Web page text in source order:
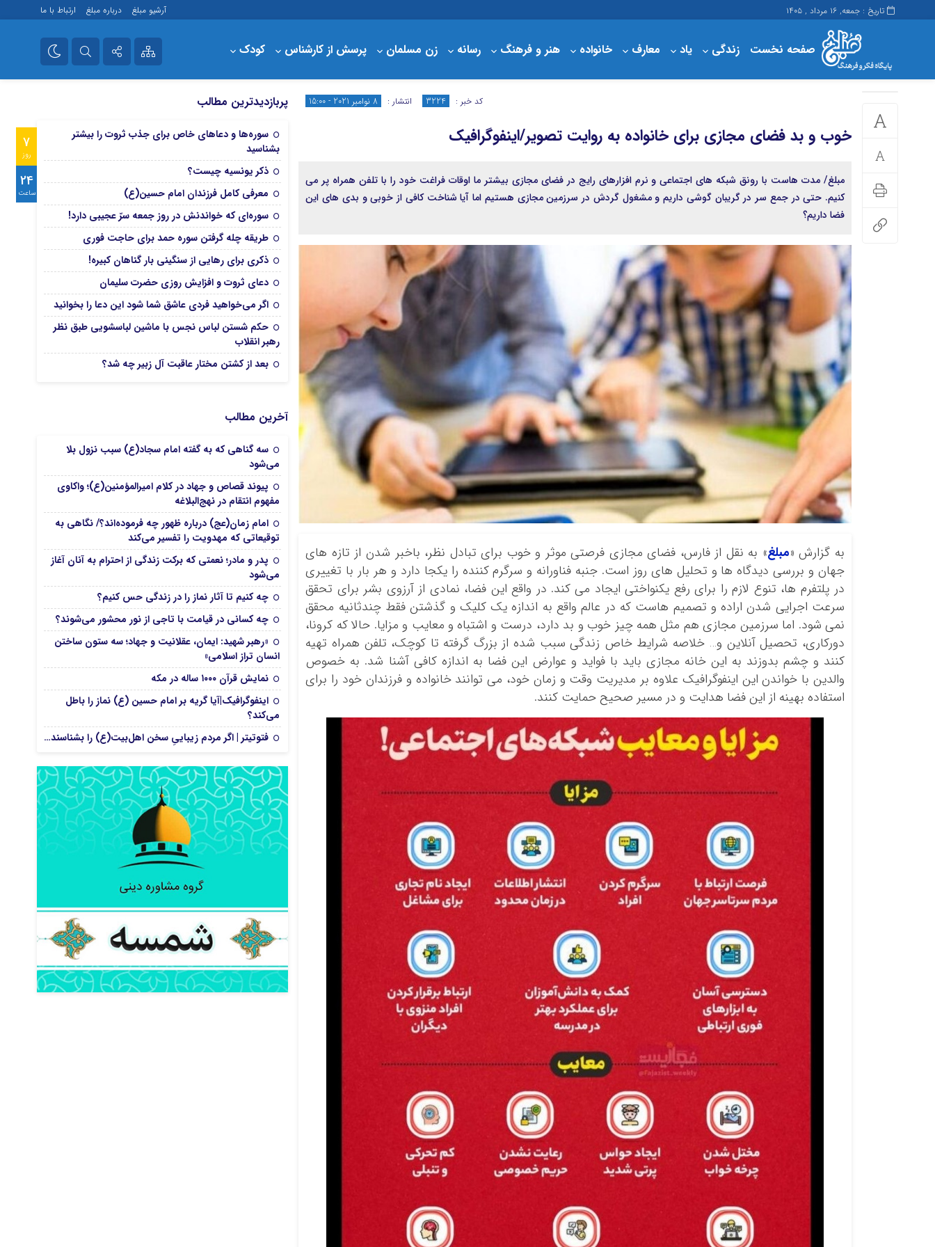
تاریخ : جمعه, ۱۶ مرداد , ۱۴۰۵ آرشیو مبلغ درباره مبلغ ارتباط با ما
صفحه نخست زندگی یاد معارف خانواده هنر و فرهنگ رسانه زن مسلمان پرسش از کارشناس کودک
سبد خرید
مبلغ
انتشار : 8 نوامبر 2021 - 15:00 کد خبر : 3224
خوب و بد فضای مجازی برای خانواده به روایت تصویر/اینفوگرافیک
مبلغ/ مدت هاست با رونق شبکه های اجتماعی و نرم افزارهای رایج در فضای مجازی بیشتر ما اوقات فراغت خود را با تلفن همراه پر می
کنیم. حتی در جمع سر در گریبان گوشی داریم و مشغول گردش در سرزمین مجازی هستیم اما آیا شناخت کافی از خوبی و بدی های این
فضا داریم؟
به گزارش «مبلغ» به نقل از فارس، فضای مجازی فرصتی موثر و خوب برای تبادل نظر، باخبر شدن از تازه های
جهان و بررسی دیدگاه ها و تحلیل های روز است. جنبه فناورانه و سرگرم کننده را یکجا دارد و هر بار با تغییری
در پلتفرم ها، تنوع لازم را برای رفع یکنواختی ایجاد می کند. در واقع این فضا، نمادی از آرزوی بشر برای تحقق
سرعت اجرایی شدن اراده و تصمیم هاست که در عالم واقع به اندازه یک کلیک و گذشتن فقط چندثانیه محقق
نمی شود. اما سرزمین مجازی هم مثل همه چیز خوب و بد دارد، درست و اشتباه و معایب و مزایا. حالا که کرونا،
دورکاری، تحصیل آنلاین و… خلاصه شرایط خاص زندگی سبب شده از بزرگ گرفته تا کوچک، تلفن همراه تهیه
کنند و چشم بدوزند به این خانه مجازی باید با فواید و عوارض این فضا به اندازه کافی آشنا شد. به خصوص
والدین با خواندن این اینفوگرافیک علاوه بر مدیریت وقت و زمان خود، می توانند خانواده و فرزندان خود را برای
استفاده بهینه از این فضا هدایت و در مسیر صحیح حمایت کنند.
پربازدیدترین مطالب
7
روز
24
ساعت
سوره‌ها و دعاهای خاص برای جذب ثروت را بیشتر
بشناسید
ذکر یونسیه چیست؟
معرفی کامل فرزندان امام حسین(ع)
سوره‌ای که خواندنش در روز جمعه سرّ عجیبی دارد!
طریقه چله گرفتن سوره حمد برای حاجت فوری
ذکری برای رهایی از سنگینی بار گناهان کبیره!
دعای ثروت و افزایش روزی حضرت سلیمان
اگر می‌خواهید فردی عاشق شما شود این دعا را بخوانید
حکم شستن لباس نجس با ماشین لباسشویی طبق نظر
رهبر انقلاب
بعد از کشتن مختار عاقبت آل زبیر چه شد؟
آخرین مطالب
سه گناهی که به گفته امام سجاد(ع) سبب نزول بلا
می‌شود
پیوند قصاص و جهاد در کلام امیرالمؤمنین(ع)؛ واکاوی
مفهوم انتقام در نهج‌البلاغه
امام زمان(عج) درباره ظهور چه فرموده‌اند؟/ نگاهی به
توقیعاتی که مهدویت را تفسیر می‌کند
پدر و مادر؛ نعمتی که برکت زندگی از احترام به آنان آغاز
می‌شود
چه کنیم تا آثار نماز را در زندگی حس کنیم؟
چه کسانی در قیامت با تاجی از نور محشور می‌شوند؟
«رهبر شهید: ایمان، عقلانیت و جهاد؛ سه ستون ساختن
انسان تراز اسلامی»
نمایش قرآن ۱۰۰۰ ساله در مکه
اینفوگرافیک|آیا گریه بر امام حسین (ع) نماز را باطل
می‌کند؟
فتوتیتر | اگر مردم زیباییِ سخن اهل‌بیت(ع) را بشناسند…